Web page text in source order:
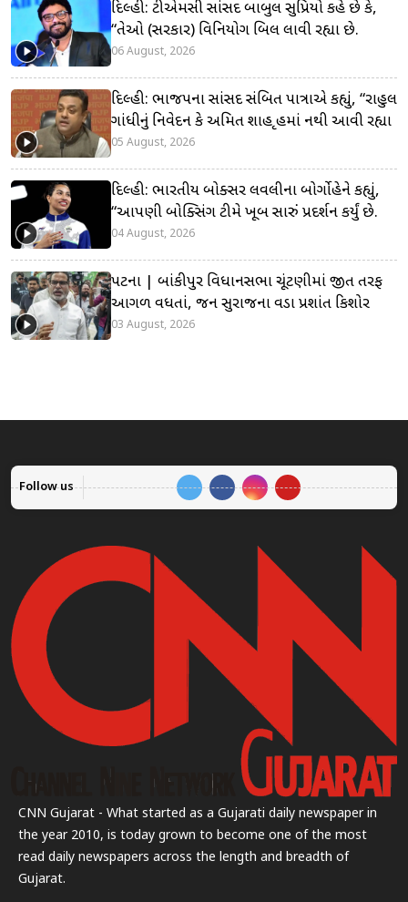
દિલ્હી: ટીએમસી સાંસદ બાબુલ સુપ્રિયો કહે છે કે,
“તેઓ (સરકાર) વિનિયોગ બિલ લાવી રહ્યા છે.
06 August, 2026
દિલ્હી: ભાજપના સાંસદ સંબિત પાત્રાએ કહ્યું, “રાહુલ
ગાંધીનું નિવેદન કે અમિત શાહ ગૃહમાં નથી આવી રહ્યા
05 August, 2026
દિલ્હી: ભારતીય બોક્સર લવલીના બોર્ગોહેને કહ્યું,
“આપણી બોક્સિંગ ટીમે ખૂબ સારું પ્રદર્શન કર્યું છે.
04 August, 2026
પટના | બાંકીપુર વિધાનસભા ચૂંટણીમાં જીત તરફ
આગળ વધતાં, જન સુરાજના વડા પ્રશાંત કિશોર
03 August, 2026
Follow us
CNN Gujarat - What started as a Gujarati daily newspaper in
the year 2010, is today grown to become one of the most
read daily newspapers across the length and breadth of
Gujarat.